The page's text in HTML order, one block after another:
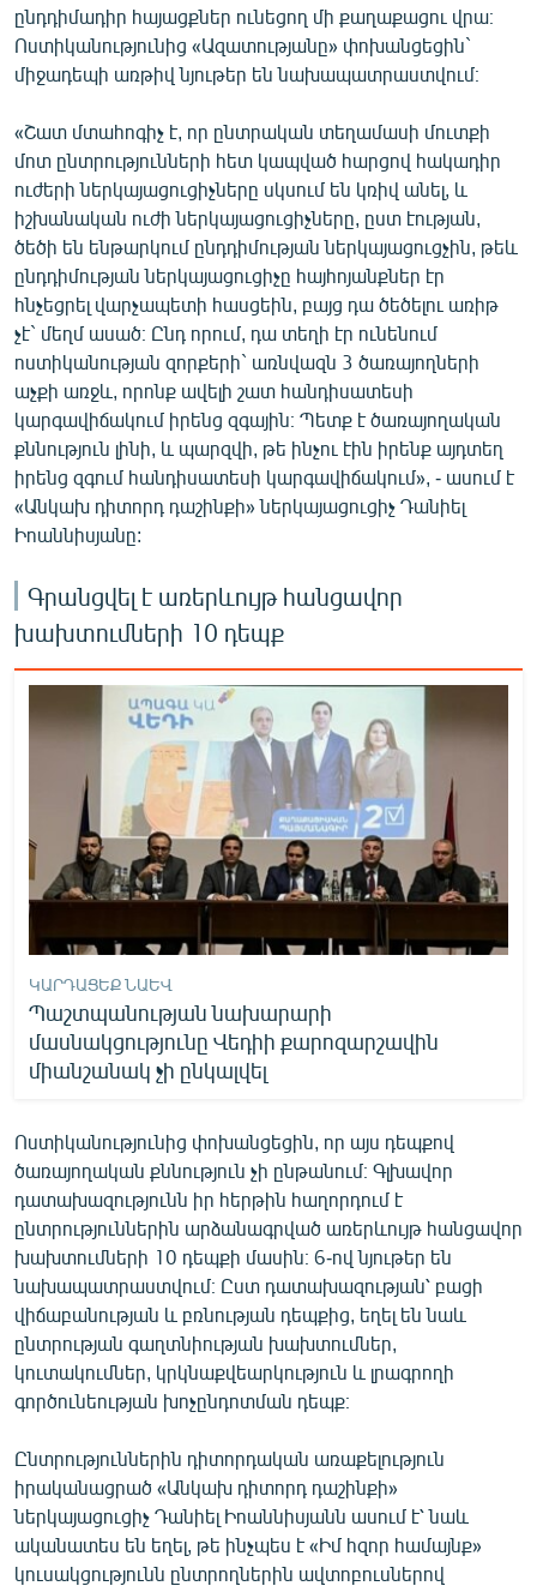
«Ազատության» բոլոր կայքերը
ընդդիմադիր հայացքներ ունեցող մի քաղաքացու վրա։
Ոստիկանությունից «Ազատությանը» փոխանցեցին`
միջադեպի առթիվ նյութեր են նախապատրաստվում։
«Շատ մտահոգիչ է, որ ընտրական տեղամասի մուտքի
մոտ ընտրությունների հետ կապված հարցով հակադիր
ուժերի ներկայացուցիչները սկսում են կռիվ անել, և
իշխանական ուժի ներկայացուցիչները, ըստ էության,
ծեծի են ենթարկում ընդդիմության ներկայացուցչին, թեև
ընդդիմության ներկայացուցիչը հայհոյանքներ էր
հնչեցրել վարչապետի հասցեին, բայց դա ծեծելու առիթ
չէ` մեղմ ասած։ Ընդ որում, դա տեղի էր ունենում
ոստիկանության զորքերի` առնվազն 3 ծառայողների
աչքի առջև, որոնք ավելի շատ հանդիսատեսի
կարգավիճակում իրենց զգային։ Պետք է ծառայողական
քննություն լինի, և պարզվի, թե ինչու էին իրենք այդտեղ
իրենց զգում հանդիսատեսի կարգավիճակում», - ասում է
«Անկախ դիտորդ դաշինքի» ներկայացուցիչ Դանիել
Իոաննիսյանը:
Գրանցվել է առերևույթ հանցավոր
խախտումների 10 դեպք
ԿԱՐԴԱՑԵՔ ՆԱԵՎ
Պաշտպանության նախարարի
մասնակցությունը Վեդիի քարոզարշավին
միանշանակ չի ընկալվել
Ոստիկանությունից փոխանցեցին, որ այս դեպքով
ծառայողական քննություն չի ընթանում։ Գլխավոր
դատախազությունն իր հերթին հաղորդում է
ընտրություններին արձանագրված առերևույթ հանցավոր
խախտումների 10 դեպքի մասին։ 6-ով նյութեր են
նախապատրաստվում։ Ըստ դատախազության՝ բացի
վիճաբանության և բռնության դեպքից, եղել են նաև
ընտրության գաղտնիության խախտումներ,
կուտակումներ, կրկնաքվեարկություն և լրագրողի
գործունեության խոչընդոտման դեպք։
Ընտրություններին դիտորդական առաքելություն
իրականացրած «Անկախ դիտորդ դաշինքի»
ներկայացուցիչ Դանիել Իոաննիսյանն ասում է՝ նաև
ականատես են եղել, թե ինչպես է «Իմ հզոր համայնք»
կուսակցությունն ընտրողներին ավտոբուսներով